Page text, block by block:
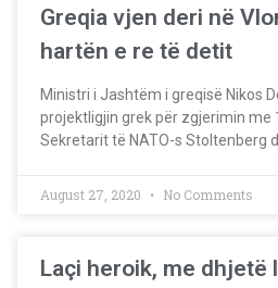
Greqia vjen deri në
hartën e re të detit
Ministri i Jashtëm i greqisë Nikos
projektligjin grek për zgjerimin me
Sekretarit të NATO-s Stoltenberg
August 27, 2020 No Comments
Laçi heroik, me dhjetë